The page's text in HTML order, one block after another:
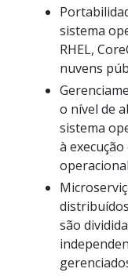
sistema
RHEL,
nuvens
o nível de
sistema
à
são